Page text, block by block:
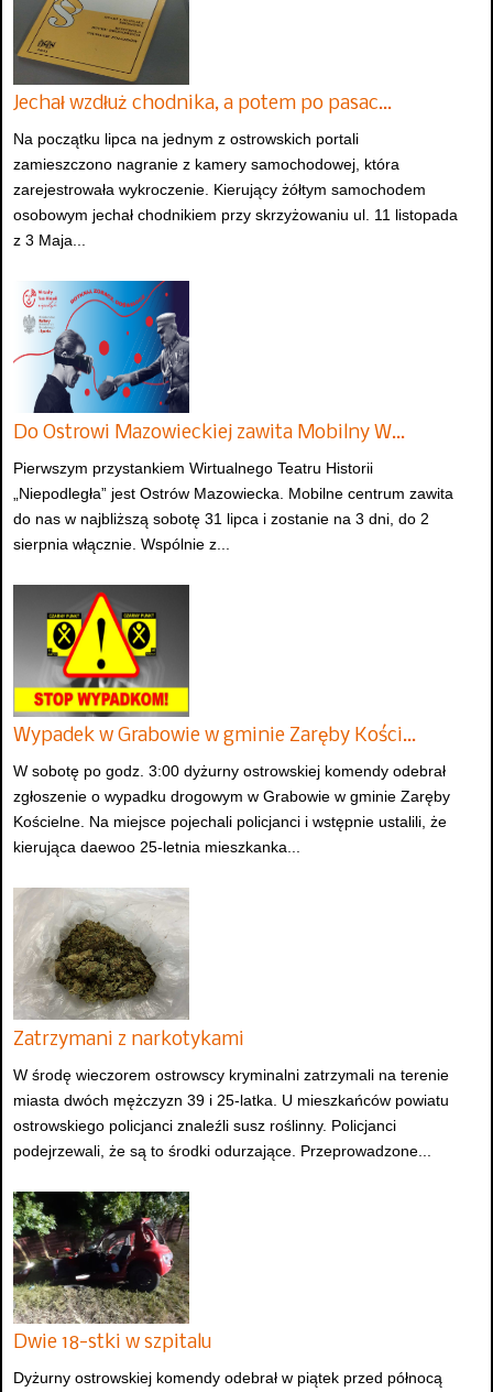
Jechał wzdłuż chodnika, a potem po pasac…
Na początku lipca na jednym z ostrowskich portali
zamieszczono nagranie z kamery samochodowej, która
zarejestrowała wykroczenie. Kierujący żółtym samochodem
osobowym jechał chodnikiem przy skrzyżowaniu ul. 11 listopada
z 3 Maja...
Do Ostrowi Mazowieckiej zawita Mobilny W…
Pierwszym przystankiem Wirtualnego Teatru Historii
„Niepodległa” jest Ostrów Mazowiecka. Mobilne centrum zawita
do nas w najbliższą sobotę 31 lipca i zostanie na 3 dni, do 2
sierpnia włącznie. Wspólnie z...
Wypadek w Grabowie w gminie Zaręby Kości…
W sobotę po godz. 3:00 dyżurny ostrowskiej komendy odebrał
zgłoszenie o wypadku drogowym w Grabowie w gminie Zaręby
Kościelne. Na miejsce pojechali policjanci i wstępnie ustalili, że
kierująca daewoo 25-letnia mieszkanka...
Zatrzymani z narkotykami
W środę wieczorem ostrowscy kryminalni zatrzymali na terenie
miasta dwóch mężczyzn 39 i 25-latka. U mieszkańców powiatu
ostrowskiego policjanci znaleźli susz roślinny. Policjanci
podejrzewali, że są to środki odurzające. Przeprowadzone...
Dwie 18-stki w szpitalu
Dyżurny ostrowskiej komendy odebrał w piątek przed północą